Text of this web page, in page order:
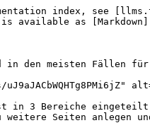
index, see
available as
den meisten Fällen für
ist in 3 Bereiche
Seiten anlegen